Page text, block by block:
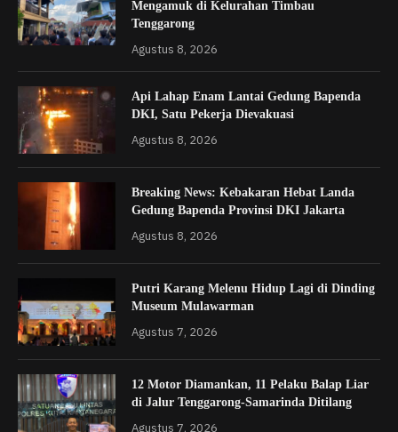
Mengamuk di Kelurahan Timbau
Tenggarong
Agustus 8, 2026
Api Lahap Enam Lantai Gedung Bapenda
DKI, Satu Pekerja Dievakuasi
Agustus 8, 2026
Breaking News: Kebakaran Hebat Landa
Gedung Bapenda Provinsi DKI Jakarta
Agustus 8, 2026
Putri Karang Melenu Hidup Lagi di Dinding
Museum Mulawarman
Agustus 7, 2026
12 Motor Diamankan, 11 Pelaku Balap Liar
di Jalur Tenggarong-Samarinda Ditilang
Agustus 7, 2026